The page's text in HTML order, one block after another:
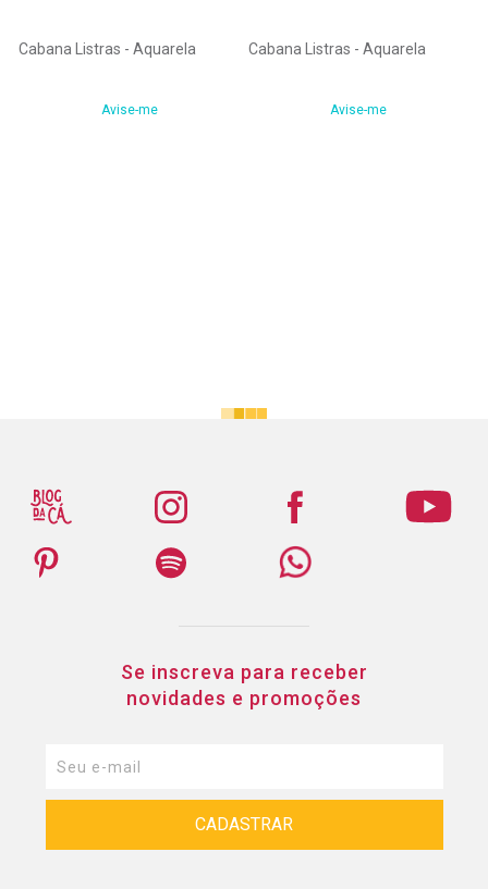
Cabana Listras - Aquarela
Avise-me
Cabana Listras - Aquarela
Avise-me
Se inscreva para receber
novidades e promoções